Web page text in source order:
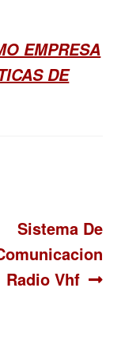
EMPRESA
DE
Siguiente:
Sistema De
Radio Vhf